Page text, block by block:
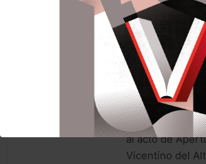
Año
Junta Central
atrás
0 1
La Honorable
fiestas
asistió
Tesorero de
al acto de
Vicentíno del